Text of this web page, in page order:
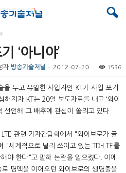
‘아니야’
자 방송기술저널 - 2012-07-20 1536
을 두고 유일한 사업자인 KT가 사업 포기
지자 KT는 20일 보도자료를 내고 ‘와이
선언해 그 배후에 관심이 쏠리고 있다.
관련 기자간담회에서 "와이브로가 글
"세계적으로 널리 쓰이고 있는 TD-LTE를
야 한다"고 말해 논란을 일으켰다. 이에
명맥을 이어오던 와이브로의 생명줄을